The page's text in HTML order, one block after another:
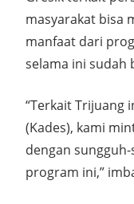
masyarakat bisa
manfaat dari
selama ini sudah
“Terkait Trijuang
(Kades), kami
dengan
program ini,”